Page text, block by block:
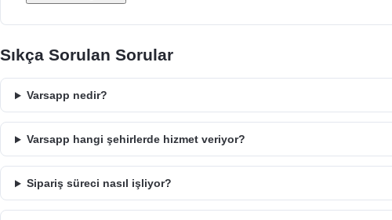
Sıkça Sorulan Sorular
Varsapp nedir?
Varsapp hangi şehirlerde hizmet veriyor?
Sipariş süreci nasıl işliyor?